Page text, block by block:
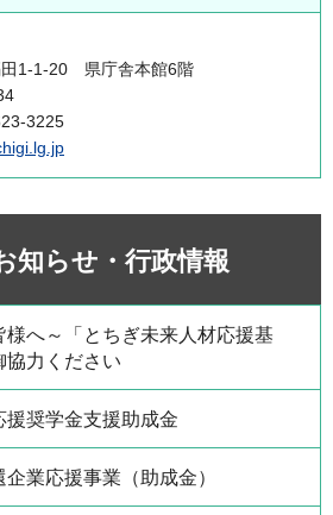
田1-1-20 県庁舎本館6階
3225
知らせ・行政情報
様へ～「とちぎ未来人材応援基
協力ください
援奨学金支援助成金
業応援事業（助成金）